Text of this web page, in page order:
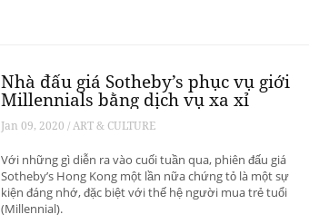
Nhà đấu giá Sotheby’s phục vụ giới
Millennials bằng dịch vụ xa xỉ
Jan 09, 2020 / ART & CULTURE
Với những gì diễn ra vào cuối tuần qua, phiên đấu giá
Sotheby’s Hong Kong một lần nữa chứng tỏ là một sự
kiện đáng nhớ, đặc biệt với thế hệ người mua trẻ tuổi
(Millennial).